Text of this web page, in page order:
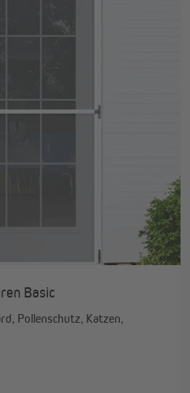
Basic
Pollenschutz, Katzen,